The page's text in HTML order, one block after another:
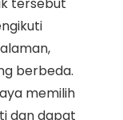
tersebut
berbeda.
memilih
dan dapat